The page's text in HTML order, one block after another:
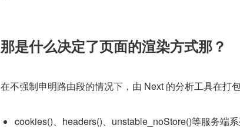
那是什么决定了页面的渲染方式那？
在不强制申明路由段的情况下，由 Next 的分析工具在打
cookies()、headers()、unstable_noStore()等服务端